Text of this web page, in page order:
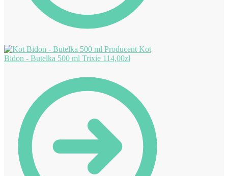
Kot
Bidon - Butelka 500 ml Trixie 114,00zł